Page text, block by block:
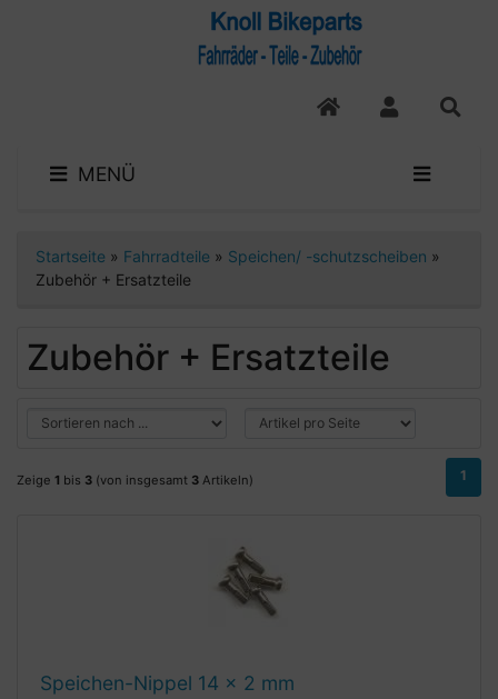
MENÜ
Startseite » Fahrradteile » Speichen/ -schutzscheiben »
Zubehör + Ersatzteile
Zubehör + Ersatzteile
Zeige 1 bis 3 (von insgesamt 3 Artikeln) 1
Speichen-Nippel 14 x 2 mm